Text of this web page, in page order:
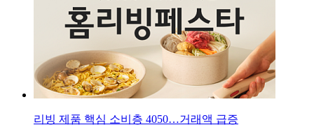
리빙 제품 핵심 소비층 4050…거래액 급증